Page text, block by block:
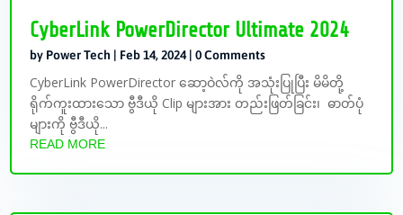
CyberLink PowerDirector Ultimate 2024
by Power Tech | Feb 14, 2024| 0 Comments
CyberLink PowerDirector ဆော့ဝဲလ်ကို အသုံးပြုပြီး မိမိတို့
ရိုက်ကူးထားသော ဗွီဒီယို Clip များအား တည်းဖြတ်ခြင်း၊ ဓာတ်ပုံ
များကို ဗွီဒီယို...
READ MORE